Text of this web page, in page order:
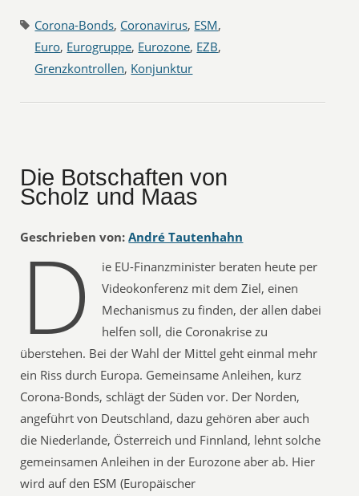
Corona-Bonds, Coronavirus, ESM,
Euro, Eurogruppe, Eurozone, EZB,
Grenzkontrollen, Konjunktur
Die Botschaften von
Scholz und Maas
Geschrieben von: André Tautenhahn
D
ie EU-Finanzminister beraten heute per
Videokonferenz mit dem Ziel, einen
Mechanismus zu finden, der allen dabei
helfen soll, die Coronakrise zu
überstehen. Bei der Wahl der Mittel geht einmal mehr
ein Riss durch Europa. Gemeinsame Anleihen, kurz
Corona-Bonds, schlägt der Süden vor. Der Norden,
angeführt von Deutschland, dazu gehören aber auch
die Niederlande, Österreich und Finnland, lehnt solche
gemeinsamen Anleihen in der Eurozone aber ab. Hier
wird auf den ESM (Europäischer